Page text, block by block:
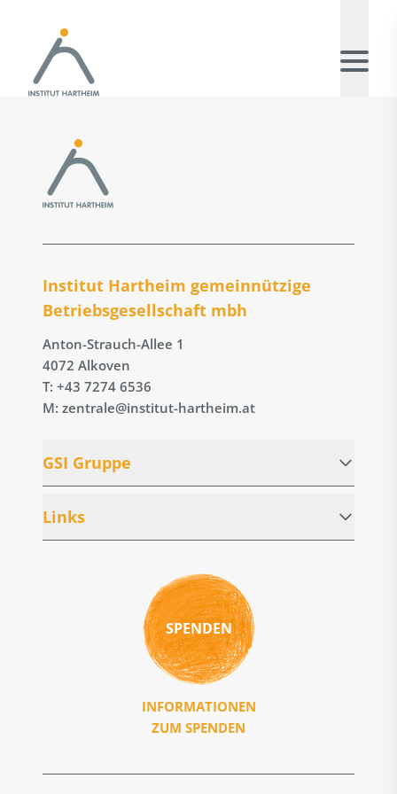
Institut Hartheim gemeinnützige
Betriebs­gesellschaft mbh
Anton-Strauch-Allee 1
4072 Alkoven
T: +43 7274 6536
M: zentrale@institut-hartheim.at
GSI Gruppe
Links
SPENDEN
INFORMATIONEN
ZUM SPENDEN